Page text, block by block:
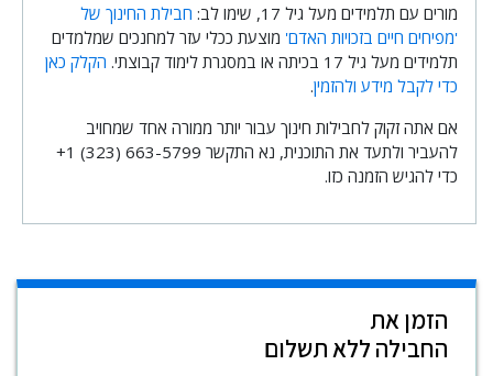
הזמן את
החבילה ללא תשלום
מורים עם תלמידים מעל גיל 17, שימו לב:
חבילת החינוך של
'מפיחים חיים בזכויות האדם' מוצעת ככלי עזר למחנכים שמלמדים
תלמידים מעל גיל 17 בכיתה או במסגרת לימוד קבוצתי.
הקלק כאן
כדי לקבל מידע ולהזמין.
אם אתה זקוק לחבילות חינוך עבור יותר ממורה אחד שמחויב
להעביר ולתעד את התוכנית, נא התקשר ‎+1 (323) 663-5799
כדי להגיש הזמנה כזו.